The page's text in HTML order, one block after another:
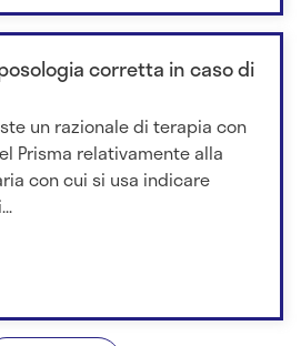
corretta in caso di
un razionale di terapia con
Prisma relativamente alla
con cui si usa indicare